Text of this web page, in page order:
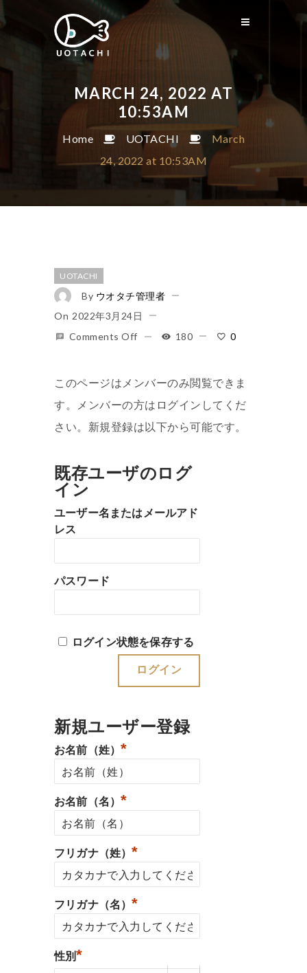
MARCH 24, 2022 AT
10:53AM
Home UOTACHI
March
24, 2022 at 10:53AM
UOTACHI
By ウオタチ管理者
On 2022年3月24日
Comments Off
180 0
このページはメンバーのみ閲覧できま
す。メンバーの方はログインしてくだ
さい。新規登録は以下から可能です。
既存ユーザのログ
イン
ユーザー名またはメールアド
レス
パスワード
ログイン状態を保存する
新規ユーザー登録
お名前（姓）*
お名前（名）*
フリガナ（姓）*
フリガナ（名）*
性別*